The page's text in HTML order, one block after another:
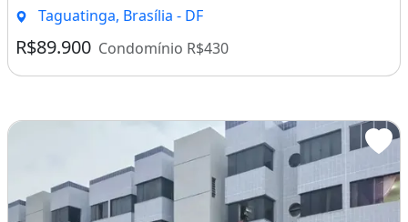
Taguatinga, Brasília - DF
R$89.900 Condomínio R$430